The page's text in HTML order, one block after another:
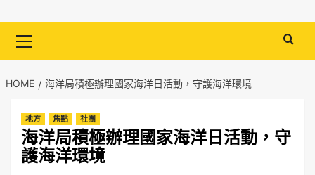
Menu
HOME 海洋局積極辦理國家海洋日活動，守護海洋環境
地方 焦點 社團
海洋局積極辦理國家海洋日活動，守
護海洋環境